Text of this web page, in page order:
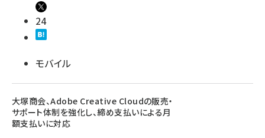
24
モバイル
大塚商会、Adobe Creative Cloudの販売・
サポート体制を強化し、締め支払いによる月
額支払いに対応